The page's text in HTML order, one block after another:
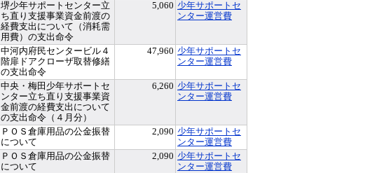
堺少年サポートセンター立
ち直り支援事業資金前渡の
経費支出について（消耗需
用費）の支出命令
5,060 少年サポートセ
ンター運営費
中河内府民センタービル４
階扉ドアクローザ取替修繕
の支出命令
47,960 少年サポートセ
ンター運営費
中央・梅田少年サポートセ
ンター立ち直り支援事業資
金前渡の経費支出について
の支出命令（４月分）
6,260 少年サポートセ
ンター運営費
ＰＯＳ倉庫用品の公金振替
について
2,090 少年サポートセ
ンター運営費
ＰＯＳ倉庫用品の公金振替
について
2,090 少年サポートセ
ンター運営費